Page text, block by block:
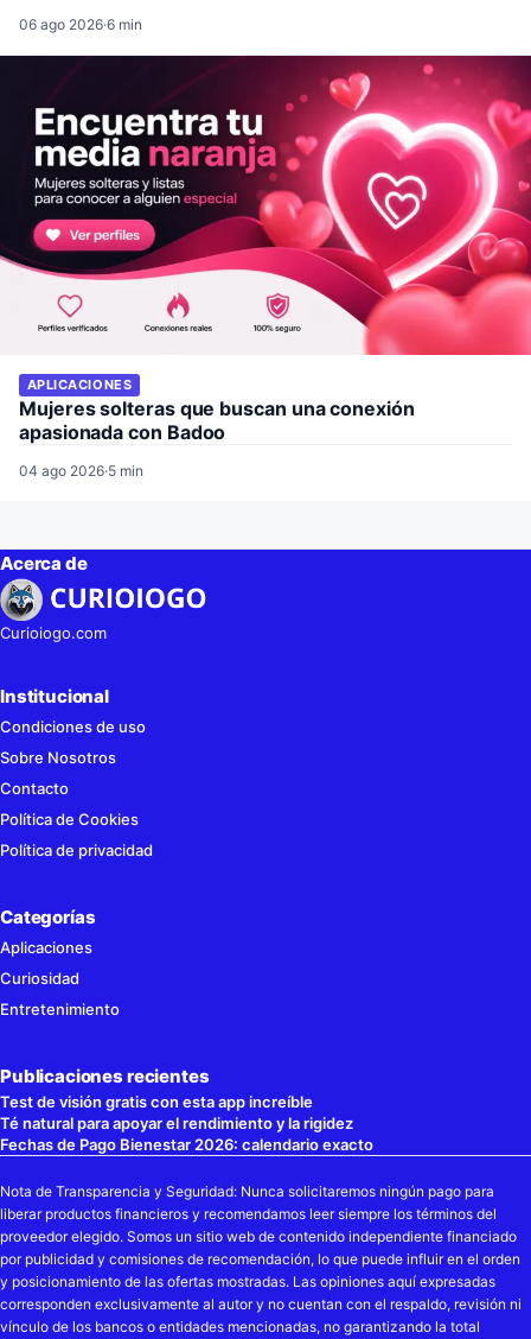
06 ago 2026·6 min
APLICACIONES
Mujeres solteras que buscan una conexión
apasionada con Badoo
04 ago 2026·5 min
Acerca de
Curioiogo.com
Institucional
Condiciones de uso
Sobre Nosotros
Contacto
Política de Cookies
Política de privacidad
Categorías
Aplicaciones
Curiosidad
Entretenimiento
Publicaciones recientes
Test de visión gratis con esta app increíble
Té natural para apoyar el rendimiento y la rigidez
Fechas de Pago Bienestar 2026: calendario exacto
Nota de Transparencia y Seguridad: Nunca solicitaremos ningún pago para
liberar productos financieros y recomendamos leer siempre los términos del
proveedor elegido. Somos un sitio web de contenido independiente financiado
por publicidad y comisiones de recomendación, lo que puede influir en el orden
y posicionamiento de las ofertas mostradas. Las opiniones aquí expresadas
corresponden exclusivamente al autor y no cuentan con el respaldo, revisión ni
vínculo de los bancos o entidades mencionadas, no garantizando la total